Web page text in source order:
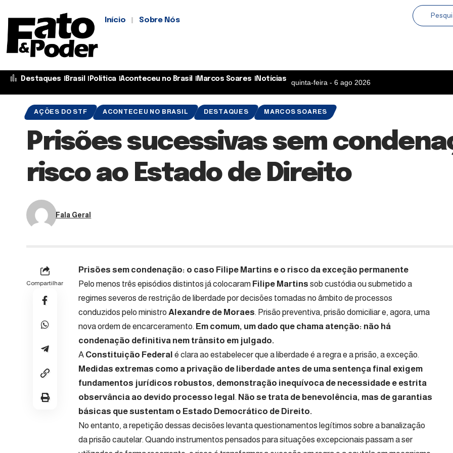
Início Sobre Nós
Destaques Brasil Política Aconteceu no Brasil Marcos Soares Notícias quinta-feira - 6 ago 2026
AÇÕES DO STF ACONTECEU NO BRASIL DESTAQUES MARCOS SOARES
Prisões sucessivas sem
risco ao Estado de Direito
Fala Geral
Compartilhar
Prisões sem condenação: o caso Filipe Martins e o risco da exceção permanente
Pelo menos três episódios distintos já colocaram Filipe Martins sob custódia ou submetido a
regimes severos de restrição de liberdade por decisões tomadas no âmbito de processos
conduzidos pelo ministro Alexandre de Moraes. Prisão preventiva, prisão domiciliar e, agora, uma
nova ordem de encarceramento. Em comum, um dado que chama atenção: não há
condenação definitiva nem trânsito em julgado.
A Constituição Federal é clara ao estabelecer que a liberdade é a regra e a prisão, a exceção.
Medidas extremas como a privação de liberdade antes de uma sentença final exigem
fundamentos jurídicos robustos, demonstração inequívoca de necessidade e estrita
observância ao devido processo legal . Não se trata de benevolência, mas de garantias
básicas que sustentam o Estado Democrático de Direito.
No entanto, a repetição dessas decisões levanta questionamentos legítimos sobre a banalização
da prisão cautelar. Quando instrumentos pensados para situações excepcionais passam a ser